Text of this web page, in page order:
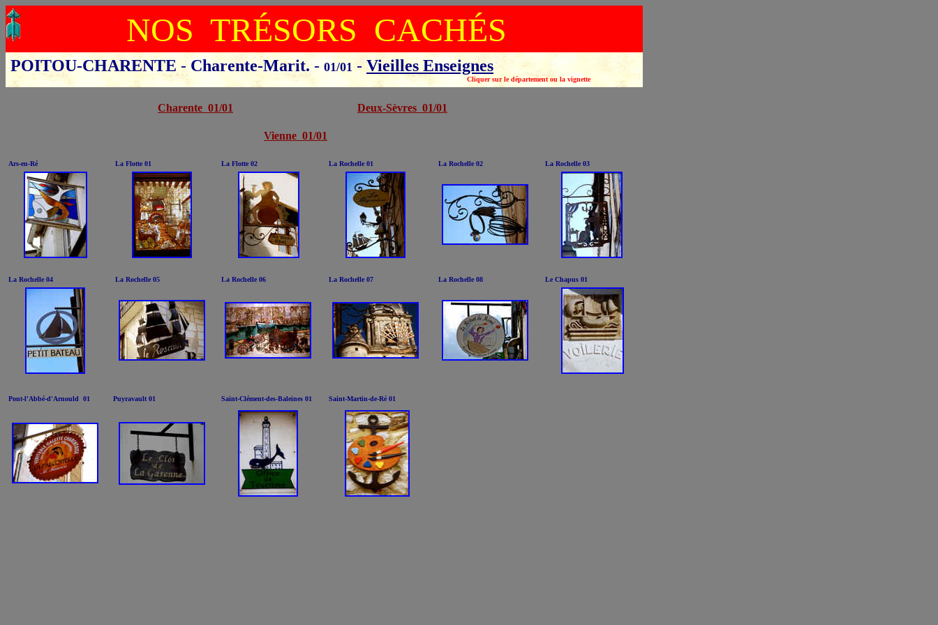
NOS TRÉSORS CACHÉS
POITOU-CHARENTE - Charente-Marit. - 01/01 - Vieilles Enseignes
Cliquer sur le département ou la vignette
Charente 01/01 Deux-Sèvres 01/01
Vienne 01/01
Ars-en-Ré La Flotte 01 La Flotte 02 La Rochelle 01 La Rochelle 02 La Rochelle 03
La Rochelle 04 La Rochelle 05 La Rochelle 06 La Rochelle 07 La Rochelle 08 Le Chapus 01
Pont-l'Abbé-d'Arnould 01 Puyravault 01 Saint-Clément-des-Baleines 01 Saint-Martin-de-Ré 01